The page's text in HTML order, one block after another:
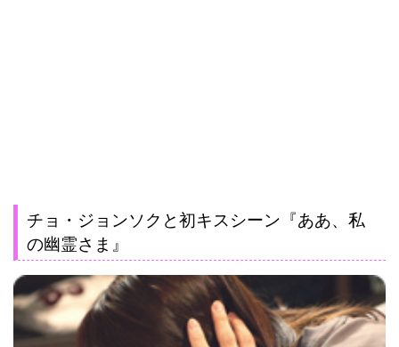
チョ・ジョンソクと初キスシーン『ああ、私
の幽霊さま』